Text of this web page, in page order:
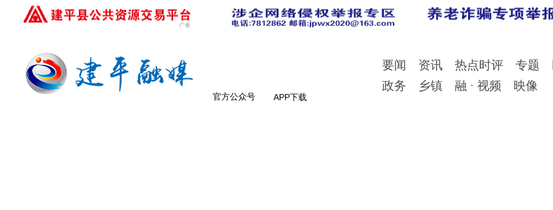
要闻 资讯 热点时评 专题
政务
乡镇 融 · 视频 映像
官方公众号 APP下载